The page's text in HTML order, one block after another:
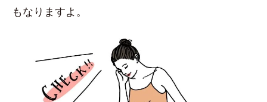
もなりますよ。